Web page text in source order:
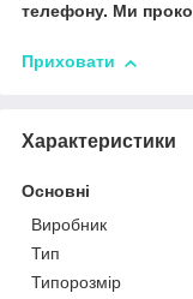
телефону. Ми
Приховати
Характеристики
Основні
Виробник
Тип
Типорозмір